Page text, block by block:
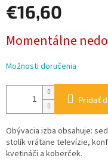
€16,60
cena:
Momentálne
Možnosti doručenia
Pridať
Obývacia izba obsahuje:
stolík vrátane televízie,
kvetináči a koberček.